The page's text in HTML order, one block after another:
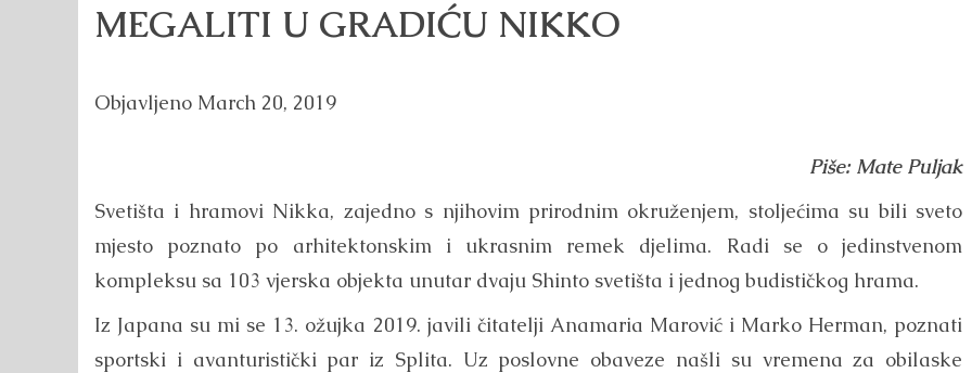
MEGALITI U GRADIĆU NIKKO
Objavljeno March 20, 2019
Piše: Mate Puljak
Svetišta i hramovi Nikka, zajedno s njihovim prirodnim okruženjem, stoljećima su bili sveto
mjesto poznato po arhitektonskim i ukrasnim remek djelima. Radi se o jedinstvenom
kompleksu sa 103 vjerska objekta unutar dvaju Shinto svetišta i jednog budističkog hrama.
Iz Japana su mi se 13. ožujka 2019. javili čitatelji Anamaria Marović i Marko Herman, poznati
sportski i avanturistički par iz Splita. Uz poslovne obaveze našli su vremena za obilaske